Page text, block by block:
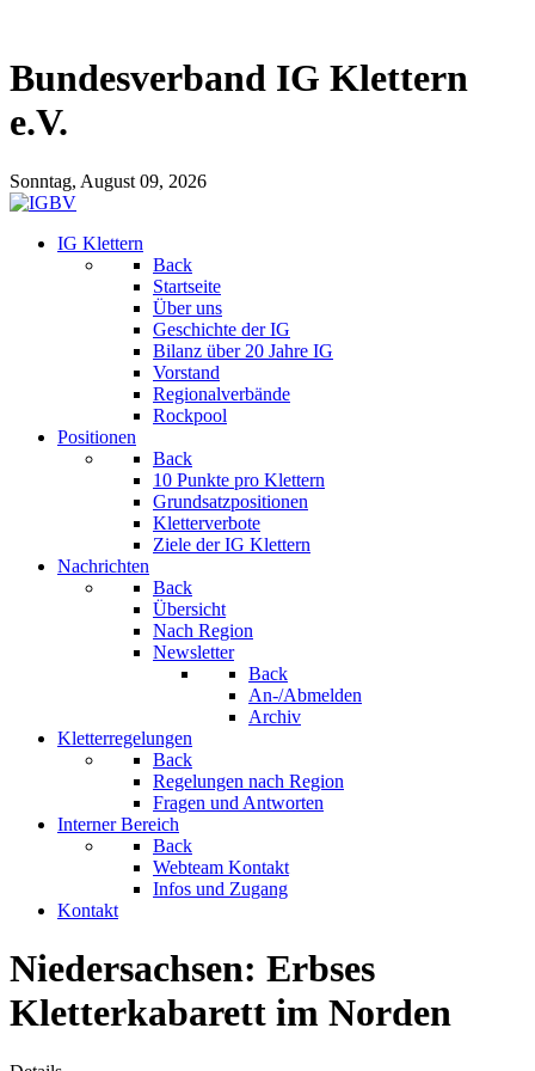
Bundesverband IG Klettern
e.V.
Sonntag, August 09, 2026
IG Klettern
Back
Startseite
Über uns
Geschichte der IG
Bilanz über 20 Jahre IG
Vorstand
Regionalverbände
Rockpool
Positionen
Back
10 Punkte pro Klettern
Grundsatzpositionen
Kletterverbote
Ziele der IG Klettern
Nachrichten
Back
Übersicht
Nach Region
Newsletter
Back
An-/Abmelden
Archiv
Kletterregelungen
Back
Regelungen nach Region
Fragen und Antworten
Interner Bereich
Back
Webteam Kontakt
Infos und Zugang
Kontakt
Niedersachsen: Erbses
Kletterkabarett im Norden